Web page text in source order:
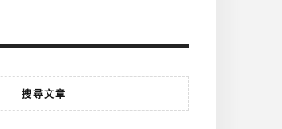
搜尋文章